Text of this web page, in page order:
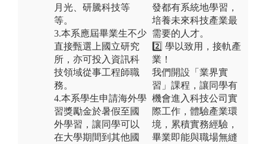
月光、研騰科技等
等。
3.本系應屆畢業生不少
直接甄選上國立研究
所，亦可投入資訊科
技領域從事工程師職
務。
4.本系學生申請海外學
習獎勵金於暑假至國
外學習，讓同學可以
在大學期間到其他國
發都有系統地學習，
培養未來科技產業最
需要的人才。
2️⃣ 學以致用，接軌產
業！
我們開設「業界實
習」課程，讓同學有
機會進入科技公司實
際工作，體驗產業環
境，累積實務經驗，
畢業即能與職場無縫